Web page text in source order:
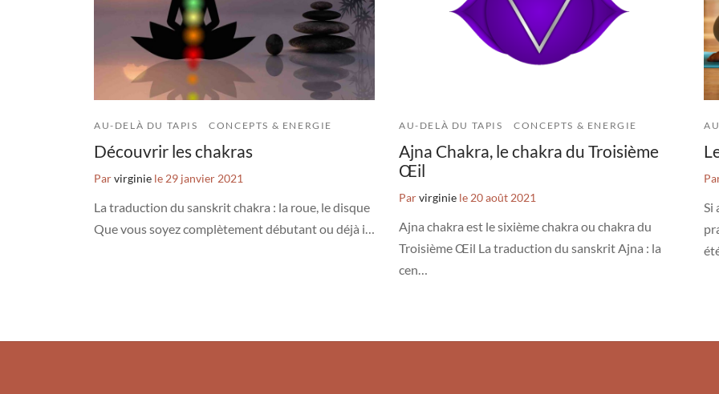
AU-DELÀ DU TAPIS CONCEPTS & ENERGIE
Découvrir les chakras
Parvirginie le 29 janvier 2021
La traduction du sanskrit chakra : la roue, le disque
Que vous soyez complètement débutant ou déjà i…
AU-DELÀ DU TAPIS CONCEPTS & ENERGIE
Ajna Chakra, le chakra du Troisième
Œil
Parvirginie le 20 août 2021
Ajna chakra est le sixième chakra ou chakra du
Troisième Œil La traduction du sanskrit Ajna : la
cen…
Si